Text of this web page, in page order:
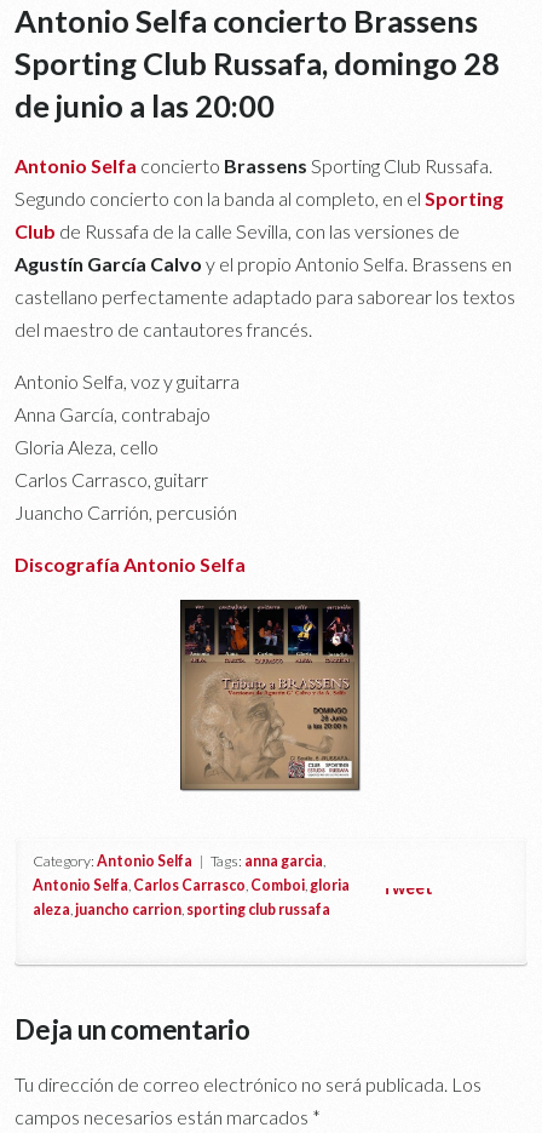
Antonio Selfa concierto Brassens
Sporting Club Russafa, domingo 28
de junio a las 20:00
Antonio Selfa concierto Brassens Sporting Club Russafa.
Segundo concierto con la banda al completo, en el Sporting
Club de Russafa de la calle Sevilla, con las versiones de
Agustín García Calvo y el propio Antonio Selfa. Brassens en
castellano perfectamente adaptado para saborear los textos
del maestro de cantautores francés.
Antonio Selfa, voz y guitarra
Anna García, contrabajo
Gloria Aleza, cello
Carlos Carrasco, guitarr
Juancho Carrión, percusión
Discografía Antonio Selfa
Category:Antonio Selfa | Tags: anna garcia,
Antonio Selfa, Carlos Carrasco, Comboi,gloria
aleza,juancho carrion, sporting club russafa
Tweet
Deja un comentario
Tu dirección de correo electrónico no será publicada. Los
campos necesarios están marcados *